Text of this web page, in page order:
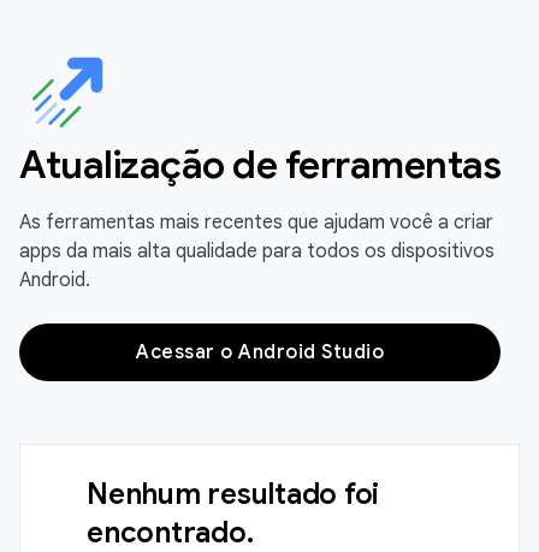
Atualização de ferramentas
As ferramentas mais recentes que ajudam você a criar
apps da mais alta qualidade para todos os dispositivos
Android.
Acessar o Android Studio
Nenhum resultado foi
encontrado.